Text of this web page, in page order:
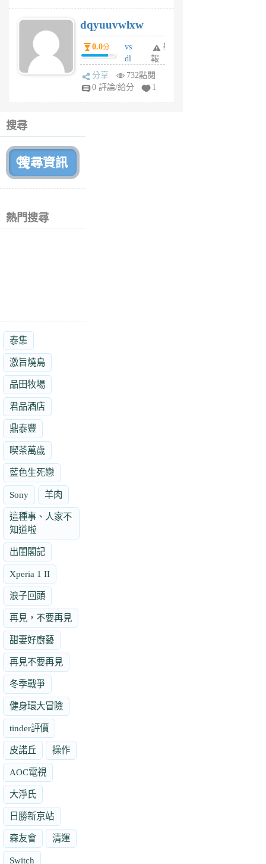
6
個
月
前
dqyuuvwlxw
0.0分
vs
dl
sq
fy
舉
報
分享
732點閱
0 評論/給分
1
搜尋
熱門搜尋
泰集
激旨燒鳥
品田牧場
君品酒店
鼎泰豐
喫茶萬歲
藍色生死戀
Sony 羊肉
這種事、人家不
知道啦
出閨閣記
Xperia 1 II
浪子回頭
再見，不要再見
甜妻好廚藝
再見不要再見
冬季戰爭
健身環大冒險
tinder評價
皮諾丘 操作
AOC電視
大淨氏
日勝新京站
森友會 清運
Switch